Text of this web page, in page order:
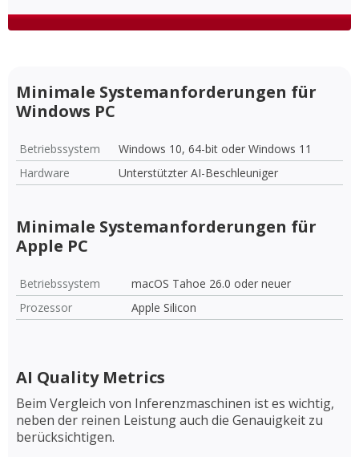
Minimale Systemanforderungen für
Windows PC
Betriebssystem
Windows 10, 64-bit oder Windows 11
Hardware
Unterstützter AI-Beschleuniger
Minimale Systemanforderungen für
Apple PC
Betriebssystem
macOS Tahoe 26.0 oder neuer
Prozessor
Apple Silicon
AI Quality Metrics
Beim Vergleich von Inferenzmaschinen ist es wichtig,
neben der reinen Leistung auch die Genauigkeit zu
berücksichtigen.